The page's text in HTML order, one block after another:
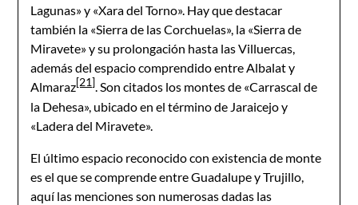
Lagunas» y «Xara del Torno». Hay que destacar
también la «Sierra de las Corchuelas», la «Sierra de
Miravete» y su prolongación hasta las Villuercas,
además del espacio comprendido entre Albalat y
Almaraz[21]. Son citados los montes de «Carrascal de
la Dehesa», ubicado en el término de Jaraicejo y
«Ladera del Miravete».
El último espacio reconocido con existencia de monte
es el que se comprende entre Guadalupe y Trujillo,
aquí las menciones son numerosas dadas las